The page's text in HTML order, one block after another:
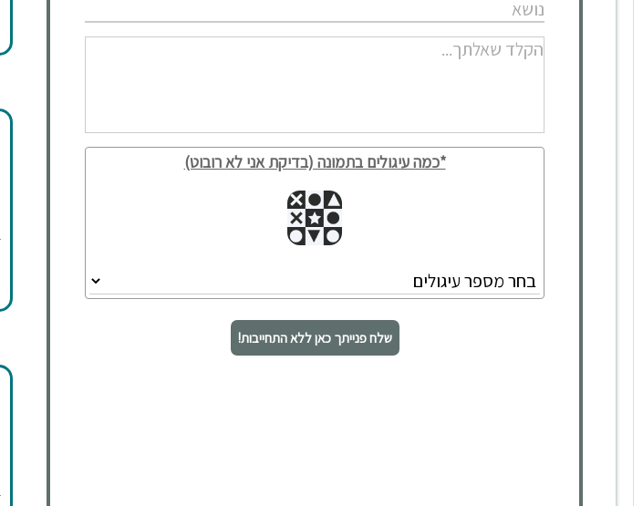
*כמה עיגולים בתמונה (בדיקת אני לא רובוט)
שלח פנייתך כאן ללא התחייבות!